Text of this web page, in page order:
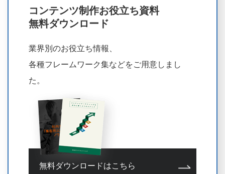
コンテンツ制作お役立ち資料
無料ダウンロード
業界別のお役立ち情報、
各種フレームワーク集などをご用意しまし
た。
無料ダウンロードはこちら